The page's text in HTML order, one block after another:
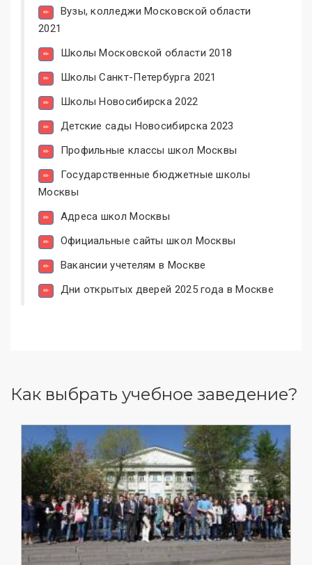
Вузы, колледжи Московской области
2021
Школы Московской области 2018
Школы Санкт-Петербурга 2021
Школы Новосибирска 2022
Детские сады Новосибирска 2023
Профильные классы школ Москвы
Государственные бюджетные школы
Москвы
Адреса школ Москвы
Официальные сайты школ Москвы
Вакансии учетелям в Москве
Дни открытых дверей 2025 года в Москве
Как выбрать учебное заведение?